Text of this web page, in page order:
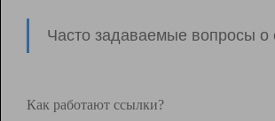
Часто задаваемые вопросы о
Как работают ссылки?